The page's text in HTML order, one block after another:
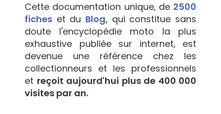
Cette documentation unique, de 2500
fiches et du Blog, qui constitue sans
doute l'encyclopédie moto la plus
exhaustive publiée sur internet, est
devenue une référence chez les
collectionneurs et les professionnels
et reçoit aujourd'hui plus de 400 000
visites par an.